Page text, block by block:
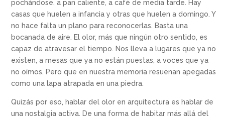
pochándose, a pan caliente, a café de media tarde. Hay
casas que huelen a infancia y otras que huelen a domingo. Y
no hace falta un plano para reconocerlas. Basta una
bocanada de aire. El olor, más que ningún otro sentido, es
capaz de atravesar el tiempo. Nos lleva a lugares que ya no
existen, a mesas que ya no están puestas, a voces que ya
no oímos.
Pero que en nuestra memoria resuenan apegadas
como una lapa atrapada en una piedra.
Quizás por eso, hablar del olor en arquitectura es hablar de
una nostalgia activa. De una forma de habitar más allá del